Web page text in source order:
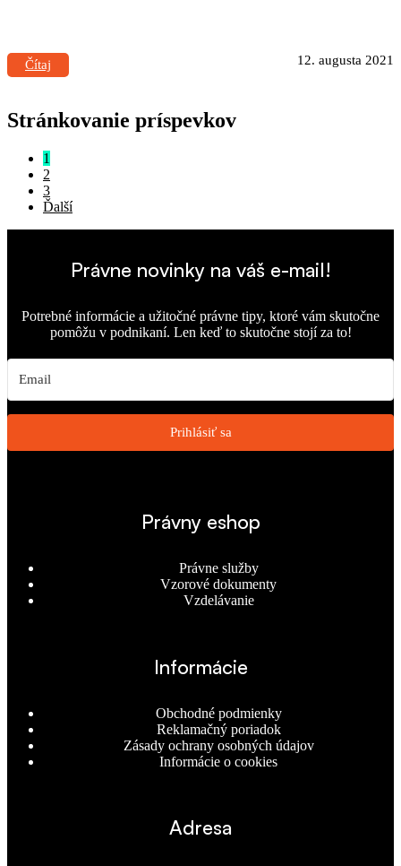
12. augusta 2021
Čítaj
Stránkovanie príspevkov
1
2
3
Ďalší
Právne novinky na váš e-mail!
Potrebné informácie a užitočné právne tipy, ktoré vám skutočne
pomôžu v podnikaní. Len keď to skutočne stojí za to!
Prihlásiť sa
Právny eshop
Právne služby
Vzorové dokumenty
Vzdelávanie
Informácie
Obchodné podmienky
Reklamačný poriadok
Zásady ochrany osobných údajov
Informácie o cookies
Adresa